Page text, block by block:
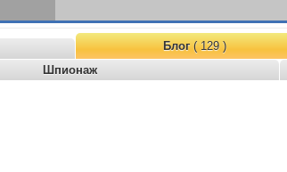
Блог( 129 )
Шпионаж